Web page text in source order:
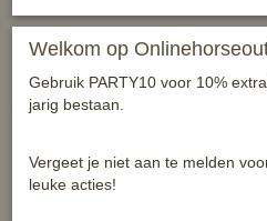
Ook interessant
Welkom op
Gebruik PARTY10 voor 10%
jarig bestaan.
Vergeet je niet aan te melden
leuke acties!